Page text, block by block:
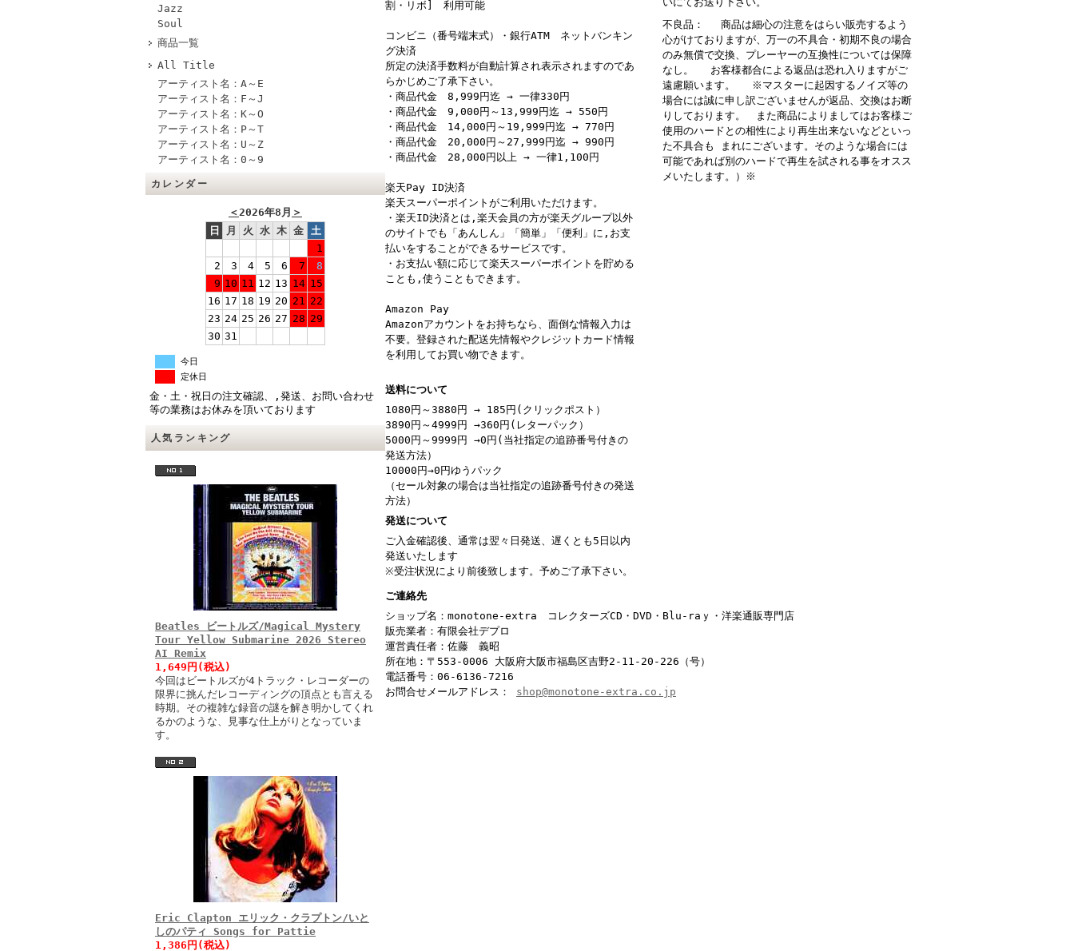
Jazz
Soul
商品一覧
All Title
アーティスト名：A～E
アーティスト名：F～J
アーティスト名：K～O
アーティスト名：P～T
アーティスト名：U～Z
アーティスト名：0～9
カレンダー
＜2026年8月 ＞
日
月 火 水 木 金 土
1
2
3 4 5 6 7
8
9 10 11 12 13 14 15
16 17 18 19 20 21 22
23 24 25 26 27 28 29
30 31
今日
定休日
金・土・祝日の注文確認、,発送、お問い合わせ
等の業務はお休みを頂いております
人気ランキング
Beatles ビートルズ/Magical Mystery
Tour Yellow Submarine 2026 Stereo
AI Remix
1,649円(税込)
今回はビートルズが4トラック・レコーダーの
限界に挑んだレコーディングの頂点とも言える
時期。その複雑な録音の謎を解き明かしてくれ
るかのような、見事な仕上がりとなっていま
す。
Eric Clapton エリック・クラプトン/いと
しのパティ Songs for Pattie
1,386円(税込)
割・リボ] 利用可能
コンビニ（番号端末式）・銀行ATM ネットバンキン
グ決済
所定の決済手数料が自動計算され表示されますのであ
らかじめご了承下さい。
・商品代金 8,999円迄 → 一律330円
・商品代金 9,000円～13,999円迄 → 550円
・商品代金 14,000円～19,999円迄 → 770円
・商品代金 20,000円～27,999円迄 → 990円
・商品代金 28,000円以上 → 一律1,100円
楽天Pay ID決済
楽天スーパーポイントがご利用いただけます。
・楽天ID決済とは,楽天会員の方が楽天グループ以外
のサイトでも「あんしん」「簡単」「便利」に,お支
払いをすることができるサービスです。
・お支払い額に応じて楽天スーパーポイントを貯める
ことも,使うこともできます。
Amazon Pay
Amazonアカウントをお持ちなら、面倒な情報入力は
不要。登録された配送先情報やクレジットカード情報
を利用してお買い物できます。
送料について
1080円～3880円 → 185円(クリックポスト）
3890円～4999円 →360円(レターパック）
5000円～9999円 →0円(当社指定の追跡番号付きの
発送方法）
10000円→0円ゆうパック
（セール対象の場合は当社指定の追跡番号付きの発送
方法）
発送について
ご入金確認後、通常は翌々日発送、遅くとも5日以内
発送いたします
※受注状況により前後致します。予めご了承下さい。
不良品： 商品は細心の注意をはらい販売するよう
心がけておりますが、万一の不具合・初期不良の場合
のみ無償で交換、プレーヤーの互換性については保障
なし。 お客様都合による返品は恐れ入りますがご
遠慮願います。 ※マスターに起因するノイズ等の
場合には誠に申し訳ございませんが返品、交換はお断
りしております。 また商品によりましてはお客様ご
使用のハードとの相性により再生出来ないなどといっ
た不具合も まれにございます。そのような場合には
可能であれば別のハードで再生を試される事をオスス
メいたします。）※
ご連絡先
ショップ名：monotone-extra コレクターズCD・DVD・Blu-raｙ・洋楽通販専門店
販売業者：有限会社デプロ
運営責任者：佐藤 義昭
所在地：〒553-0006 大阪府大阪市福島区吉野2-11-20-226（号）
電話番号：06-6136-7216
お問合せメールアドレス： shop@monotone-extra.co.jp